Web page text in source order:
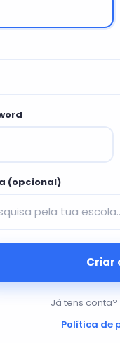
(opcional)
Já tens conta?
Política de